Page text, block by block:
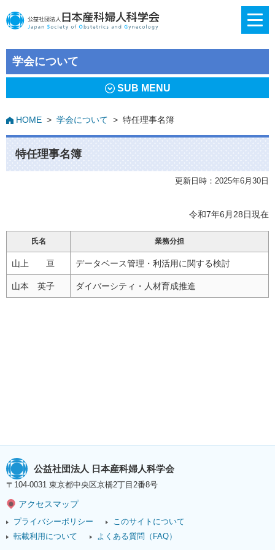
学会について
SUB MENU
HOME > 学会について > 特任理事名簿
特任理事名簿
更新日時：2025年6月30日
令和7年6月28日現在
氏名 業務分担
山上 亘 データベース管理・利活用に関する検討
山本 英子 ダイバーシティ・人材育成推進
公益社団法人 日本産科婦人科学会
〒104-0031 東京都中央区京橋2丁目2番8号
アクセスマップ
プライバシーポリシー
このサイトについて
転載利用について
よくある質問（FAQ）